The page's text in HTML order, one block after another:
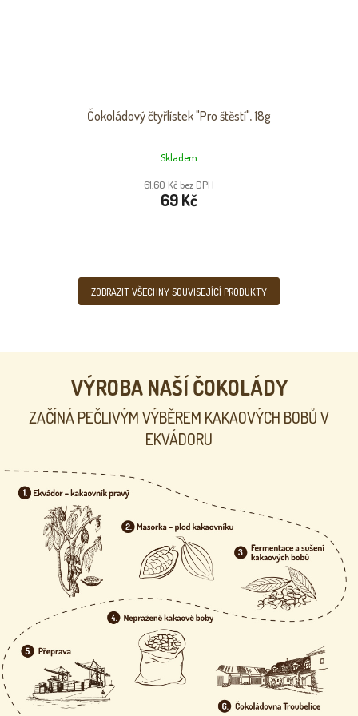
Čokoládový čtyřlístek "Pro štěstí", 18g
Skladem
61,60 Kč bez DPH
69 Kč
ZOBRAZIT VŠECHNY SOUVISEJÍCÍ PRODUKTY
VÝROBA NAŠÍ ČOKOLÁDY
ZAČÍNÁ PEČLIVÝM VÝBĚREM KAKAOVÝCH BOBŮ V
EKVÁDORU